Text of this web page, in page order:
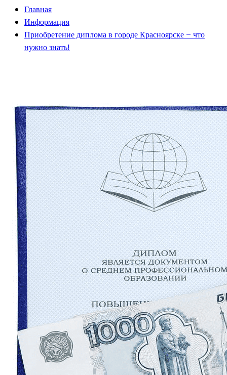
Главная
Информация
Приобретение диплома в городе Красноярске – что
нужно знать!